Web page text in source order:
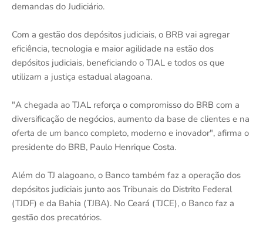
demandas do Judiciário.
Com a gestão dos depósitos judiciais, o BRB vai agregar
eficiência, tecnologia e maior agilidade na estão dos
depósitos judiciais, beneficiando o TJAL e todos os que
utilizam a justiça estadual alagoana.
"A chegada ao TJAL reforça o compromisso do BRB com a
diversificação de negócios, aumento da base de clientes e na
oferta de um banco completo, moderno e inovador", afirma o
presidente do BRB, Paulo Henrique Costa.
Além do TJ alagoano, o Banco também faz a operação dos
depósitos judiciais junto aos Tribunais do Distrito Federal
(TJDF) e da Bahia (TJBA). No Ceará (TJCE), o Banco faz a
gestão dos precatórios.